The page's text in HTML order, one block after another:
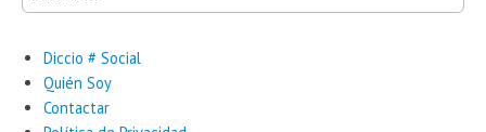
Diccio # Social
Quién Soy
Contactar